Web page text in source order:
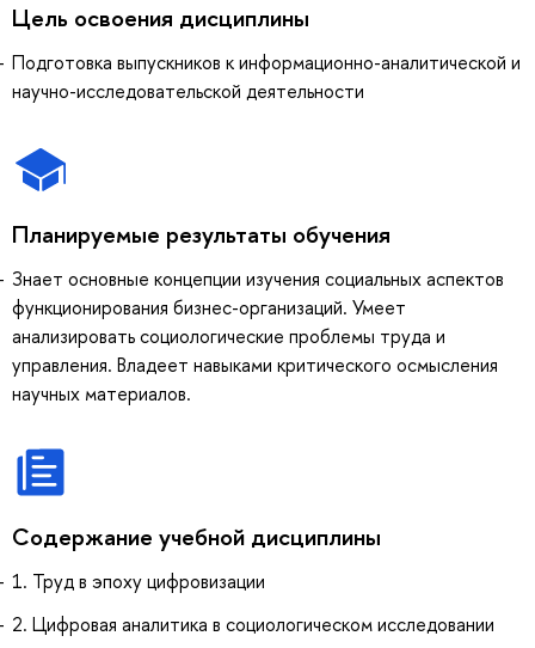
Цель освоения дисциплины
Подготовка выпускников к информационно-аналитической и
научно-исследовательской деятельности
Планируемые результаты обучения
Знает основные концепции изучения социальных аспектов
функционирования бизнес-организаций. Умеет
анализировать социологические проблемы труда и
управления. Владеет навыками критического осмысления
научных материалов.
Содержание учебной дисциплины
1. Труд в эпоху цифровизации
2. Цифровая аналитика в социологическом исследовании